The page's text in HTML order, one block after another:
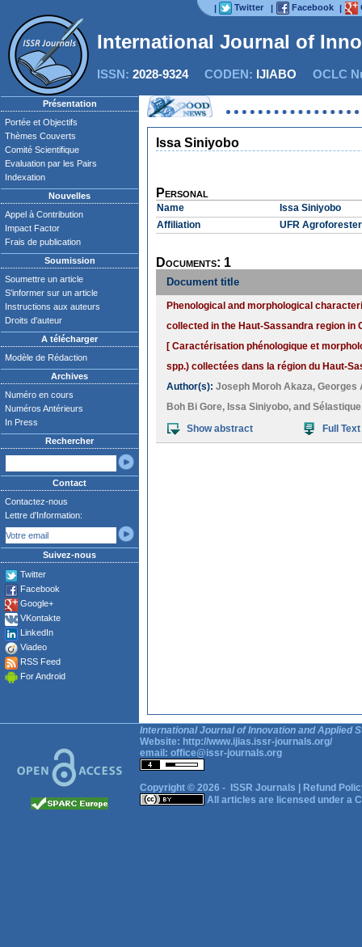
| Twitter | Facebook |
International Journal of
ISSN: 2028-9324CODEN: IJIABO OCLC
Présentation
Portée et Objectifs
Thèmes Couverts
Comité Scientifique
Evaluation par les Pairs
Indexation
Nouvelles
Appel à Contribution
Impact Factor
Frais de publication
Soumission
Soumettre un article
S'informer sur un article
Instructions aux auteurs
Droits d'auteur
A télécharger
Modèle de Rédaction
Archives
Numéro en cours
Numéros Antérieurs
In Press
Rechercher
Contact
Contactez-nous
Lettre d'Information:
Suivez-nous
Twitter
Facebook
Google+
VKontakte
LinkedIn
Viadeo
RSS Feed
For Android
Issa Siniyobo
Personal
Name
Issa Siniyobo
Affiliation
UFR
Documents: 1
Document title
Phenological and morphological
collected in the Haut-Sassandra region in
[ Caractérisation phénologique et
spp.) collectées dans la région du Haut-
Author(s): Joseph Moroh Akaza, Georges
Boh Bi Gore, Issa Siniyobo, and
Show abstract
Full Text
International Journal of Innovation and Applied
Website: http://www.ijias.issr-journals.org/
email: office@issr-journals.org
Copyright © 2026 - ISSR Journals
Refund
All articles are licensed under a